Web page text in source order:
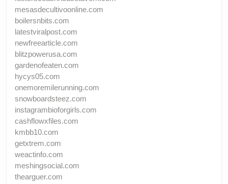
mesasdecultivoonline.com
boilersnbits.com
latestviralpost.com
newfreearticle.com
blitzpowerusa.com
gardenofeaten.com
hycys05.com
onemoremilerunning.com
snowboardsteez.com
instagrambioforgirls.com
cashflowxfiles.com
kmbb10.com
getxtrem.com
weactinfo.com
meshingsocial.com
thearguer.com